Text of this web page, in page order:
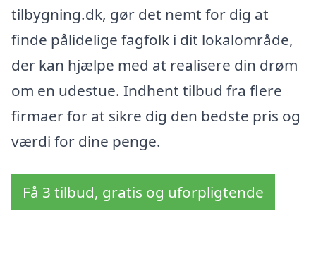
tilbygning.dk, gør det nemt for dig at
finde pålidelige fagfolk i dit lokalområde,
der kan hjælpe med at realisere din drøm
om en udestue. Indhent tilbud fra flere
firmaer for at sikre dig den bedste pris og
værdi for dine penge.
Få 3 tilbud, gratis og uforpligtende